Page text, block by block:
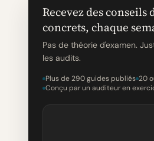
Recevez des conseils
concrets, chaque
Pas de théorie d'examen.
les audits.
Plus de 290 guides publiés 20
Conçu par un auditeur en